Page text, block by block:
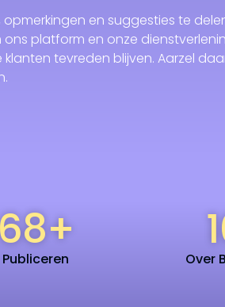
en suggesties te
platform en onze
tevreden blijven. Aarzel
Publiceren
+
Over